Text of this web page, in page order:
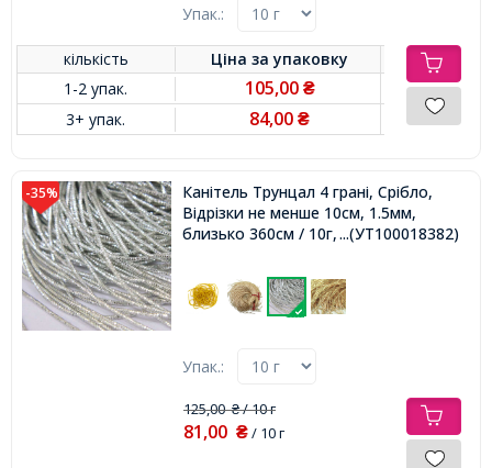
Упак.:
кількість Ціна заупаковку
1-2 упак.
105,00 ₴
3+ упак. 84,00₴
-35%
Канітель Трунцал 4 грані, Срібло,
Відрізки не менше 10см, 1.5мм,
близько 360см / 10г,...(УТ100018382)
Упак.:
125,00₴/ 10 г
81,00 ₴/ 10 г